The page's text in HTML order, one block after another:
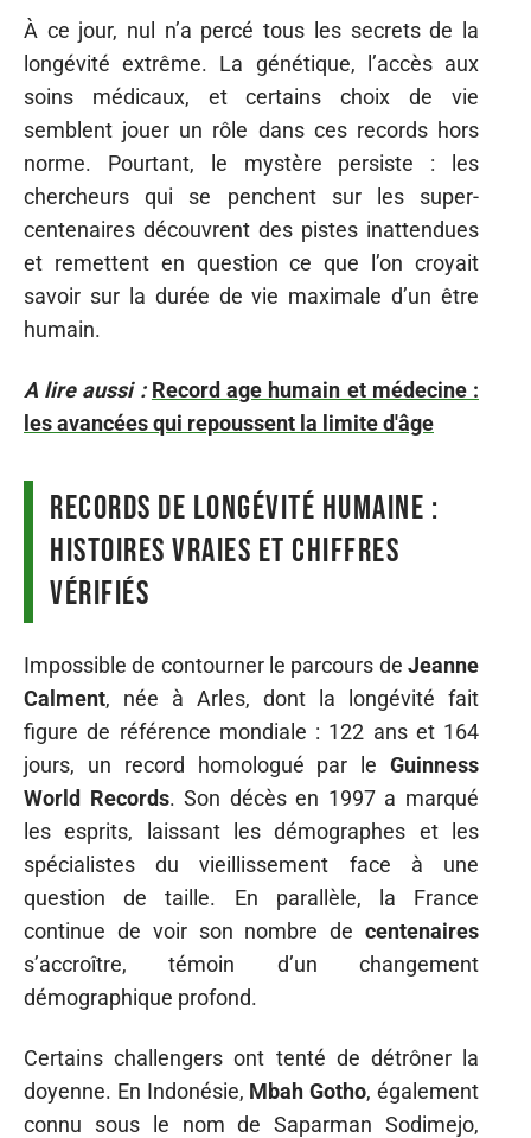
À ce jour, nul n’a percé tous les secrets de la
longévité extrême. La génétique, l’accès aux
soins médicaux, et certains choix de vie
semblent jouer un rôle dans ces records hors
norme. Pourtant, le mystère persiste : les
chercheurs qui se penchent sur les super-
centenaires découvrent des pistes inattendues
et remettent en question ce que l’on croyait
savoir sur la durée de vie maximale d’un être
humain.
A lire aussi : Record age humain et médecine :
les avancées qui repoussent la limite d'âge
Records de longévité humaine :
histoires vraies et chiffres
vérifiés
Impossible de contourner le parcours de Jeanne
Calment, née à Arles, dont la longévité fait
figure de référence mondiale : 122 ans et 164
jours, un record homologué par le Guinness
World Records. Son décès en 1997 a marqué
les esprits, laissant les démographes et les
spécialistes du vieillissement face à une
question de taille. En parallèle, la France
continue de voir son nombre de centenaires
s’accroître, témoin d’un changement
démographique profond.
Certains challengers ont tenté de détrôner la
doyenne. En Indonésie, Mbah Gotho, également
connu sous le nom de Saparman Sodimejo,